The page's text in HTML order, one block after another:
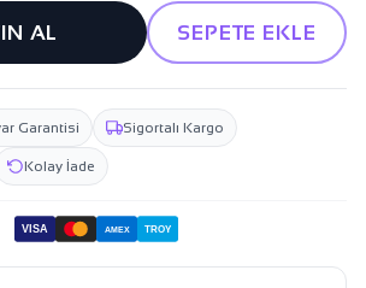
AL SEPETE EKLE
Garantisi Sigortalı Kargo
Kolay İade
VISA AMEX TROY